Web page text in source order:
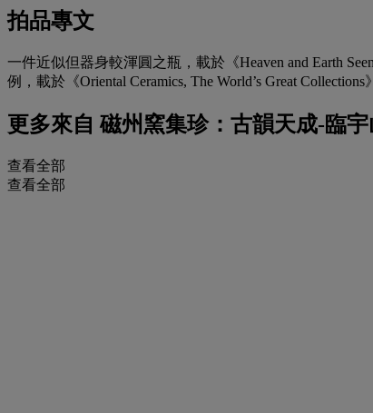
拍品專文
一件近似但器身較渾圓之瓶，載於《Heaven and Earth
例，載於《Oriental Ceramics, The World’s Great
更多來自 磁州窯集珍：古韻天成-臨宇
查看全部
查看全部